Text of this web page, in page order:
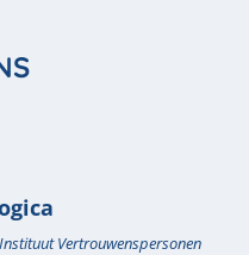
Vertrouwenspersonen